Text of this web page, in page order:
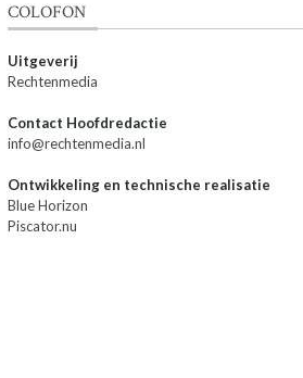
COLOFON
Uitgeverij
Rechtenmedia
Contact Hoofdredactie
info@rechtenmedia.nl
Ontwikkeling en technische realisatie
Blue Horizon
Piscator.nu